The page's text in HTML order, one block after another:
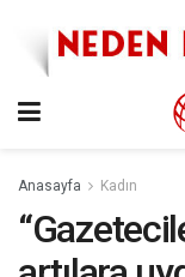
Anasayfa Kadın